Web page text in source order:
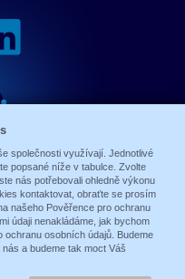
spol. s.r.o.
společnosti využívají. Jednotlivé
popsané níže v tabulce. Zvolte
nás potřebovali ohledně výkonu
kontaktovat, obraťte se prosím
našeho Pověřence pro ochranu
údaji nenakládáme, jak bychom
ochranu osobních údajů. Budeme
a budeme tak moct Váš